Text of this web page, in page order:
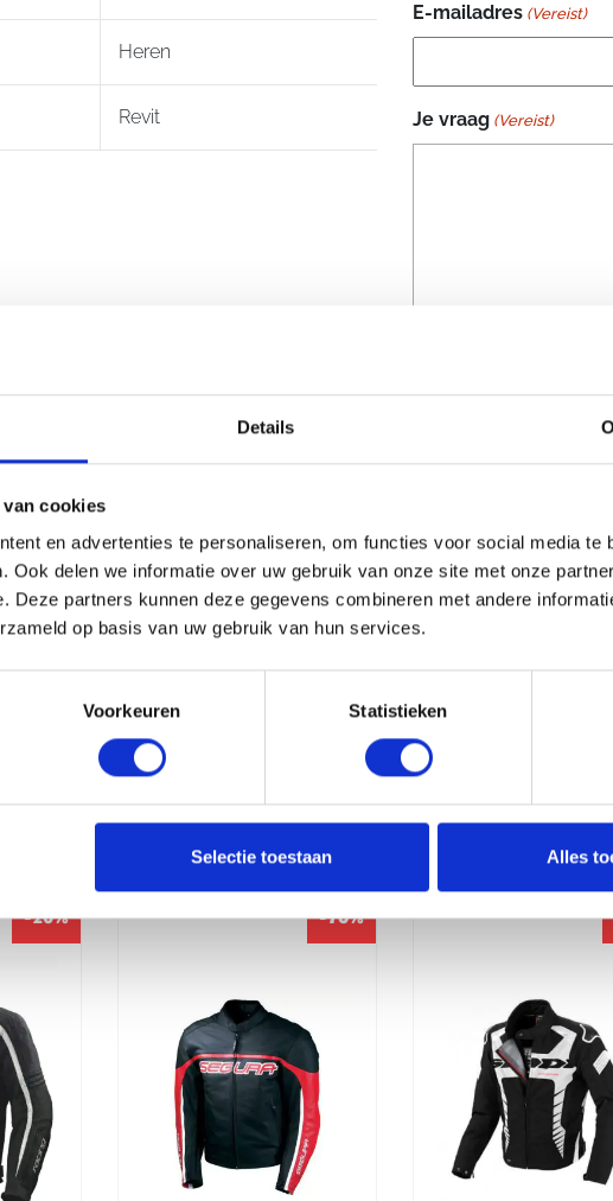
Details
cookies
en advertenties te personaliseren, om functies voor social media te
Ook delen we informatie over uw gebruik van onze site met onze
Deze partners kunnen deze gegevens combineren met andere
op basis van uw gebruik van hun services.
Voorkeuren Statistieken
Selectie toestaan Alles
Heren
Revit
E-mailadres (Vereist)
Je vraag (Vereist)
producten
-20% -76%